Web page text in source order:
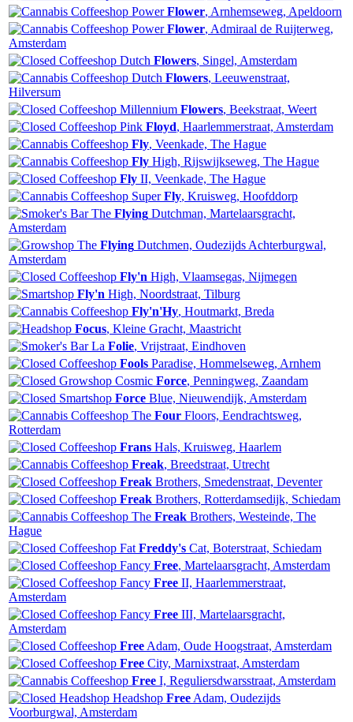
PowerFlower, Arnhemseweg, Apeldoorn
PowerFlower, Admiraal de Ruijterweg,
Amsterdam
Dutch Flowers, Singel, Amsterdam
Dutch Flowers, Leeuwenstraat,
Hilversum
Millennium Flowers, Beekstraat, Weert
Pink Floyd, Haarlemmerstraat, Amsterdam
Fly, Veenkade, The Hague
Fly High, Rijswijkseweg, The Hague
Fly II, Veenkade, The Hague
SuperFly, Kruisweg, Hoofddorp
The Flying Dutchman, Martelaarsgracht,
Amsterdam
The Flying Dutchmen, Oudezijds Achterburgwal,
Amsterdam
Fly'n High, Vlaamsegas, Nijmegen
Fly'n High, Noordstraat, Tilburg
Fly'n'Hy, Houtmarkt, Breda
Focus, Kleine Gracht, Maastricht
La Folie, Vrijstraat, Eindhoven
Fools Paradise, Hommelseweg, Arnhem
Cosmic Force, Penningweg, Zaandam
Force Blue, Nieuwendijk, Amsterdam
The Four Floors, Eendrachtsweg,
Rotterdam
Frans Hals, Kruisweg, Haarlem
Freak, Breedstraat, Utrecht
Freak Brothers, Smedenstraat, Deventer
Freak Brothers, Rotterdamsedijk, Schiedam
The Freak Brothers, Westeinde, The
Hague
Fat Freddy's Cat, Boterstraat, Schiedam
Fancy Free, Martelaarsgracht, Amsterdam
Fancy Free II, Haarlemmerstraat,
Amsterdam
Fancy Free III, Martelaarsgracht,
Amsterdam
Free Adam, Oude Hoogstraat, Amsterdam
Free City, Marnixstraat, Amsterdam
Free I, Reguliersdwarsstraat, Amsterdam
Headshop Free Adam, Oudezijds
Voorburgwal, Amsterdam